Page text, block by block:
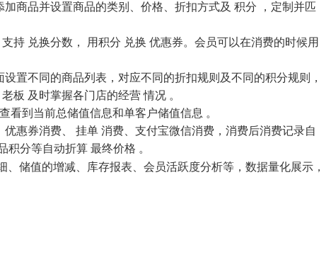
品并设置商品的类别、价格、折扣方式及 积分 ，定制并匹
兑换分数， 用积分 兑换 优惠券。会员可以在消费的时候用
不同的商品列表，对应不同的折扣规则及不同的积分规则，
板 及时掌握各门店的经营 情况 。
到当前总储值信息和单客户储值信息 。
券消费、 挂单 消费、支付宝微信消费，消费后消费记录自
积分等自动折算 最终价格 。
储值的增减、库存报表、会员活跃度分析等，数据量化展示，